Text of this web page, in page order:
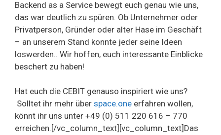
Backend as a Service bewegt euch genau wie uns,
das war deutlich zu spüren. Ob Unternehmer oder
Privatperson, Gründer oder alter Hase im Geschäft
– an unserem Stand konnte jeder seine Ideen
loswerden.. Wir hoffen, euch interessante Einblicke
beschert zu haben!
Hat euch die CEBIT genauso inspiriert wie uns?
Solltet ihr mehr über space.one erfahren wollen,
könnt ihr uns unter +49 (0) 511 220 616 – 770
erreichen.[/vc_column_text][vc_column_text]Das